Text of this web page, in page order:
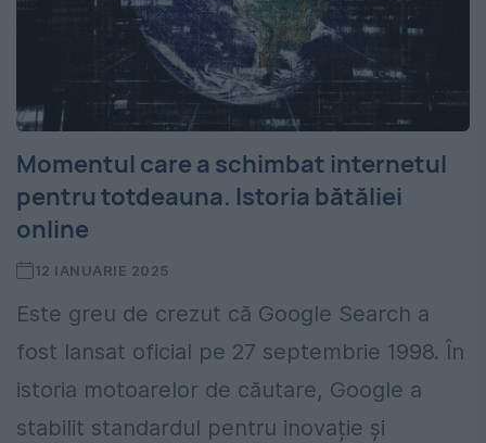
Momentul care a schimbat internetul
pentru totdeauna. Istoria bătăliei
online
12 IANUARIE 2025
Este greu de crezut că Google Search a
fost lansat oficial pe 27 septembrie 1998. În
istoria motoarelor de căutare, Google a
stabilit standardul pentru inovație și